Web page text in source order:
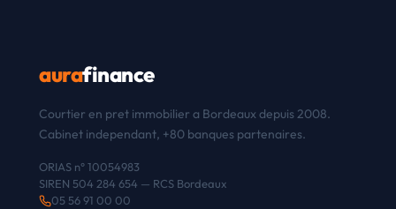
aurafinance
Courtier en pret immobilier a Bordeaux depuis 2008.
Cabinet independant, +80 banques partenaires.
ORIAS n° 10054983
SIREN 504 284 654 — RCS Bordeaux
05 56 91 00 00